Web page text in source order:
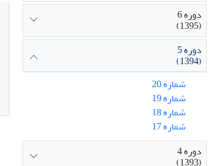
دوره 6
(1395)
دوره 5
(1394)
شماره 20
شماره 19
شماره 18
شماره 17
دوره 4
(1393)